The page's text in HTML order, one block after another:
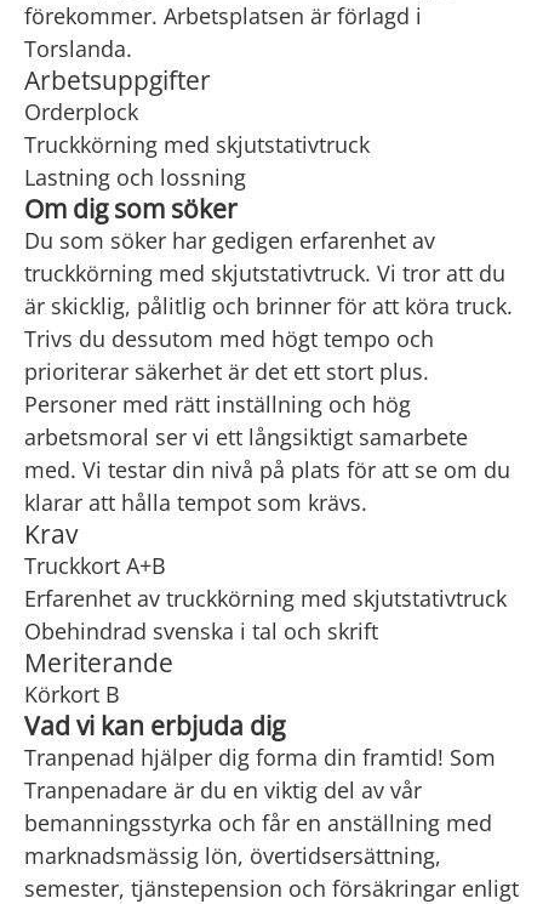
förekommer. Arbetsplatsen är förlagd i
Torslanda.
Arbetsuppgifter
Orderplock
Truckkörning med skjutstativtruck
Lastning och lossning
Om dig som söker
Du som söker har gedigen erfarenhet av
truckkörning med skjutstativtruck. Vi tror att du
är skicklig, pålitlig och brinner för att köra truck.
Trivs du dessutom med högt tempo och
prioriterar säkerhet är det ett stort plus.
Personer med rätt inställning och hög
arbetsmoral ser vi ett långsiktigt samarbete
med. Vi testar din nivå på plats för att se om du
klarar att hålla tempot som krävs.
Krav
Truckkort A+B
Erfarenhet av truckkörning med skjutstativtruck
Obehindrad svenska i tal och skrift
Meriterande
Körkort B
Vad vi kan erbjuda dig
Tranpenad hjälper dig forma din framtid! Som
Tranpenadare är du en viktig del av vår
bemanningsstyrka och får en anställning med
marknadsmässig lön, övertidsersättning,
semester, tjänstepension och försäkringar enligt